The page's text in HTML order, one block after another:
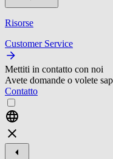
Risorse
Customer Service
Mettiti in contatto con noi
Avete domande o volete
Contatto